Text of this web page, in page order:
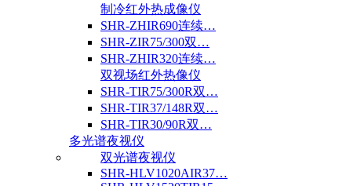
制冷红外热成像仪
SHR-ZHIR690连续…
SHR-ZIR75/300双…
SHR-ZHIR320连续…
双视场红外热像仪
SHR-TIR75/300R双…
SHR-TIR37/148R双…
SHR-TIR30/90R双…
多光谱夜视仪
双光谱夜视仪
SHR-HLV1020AIR37…